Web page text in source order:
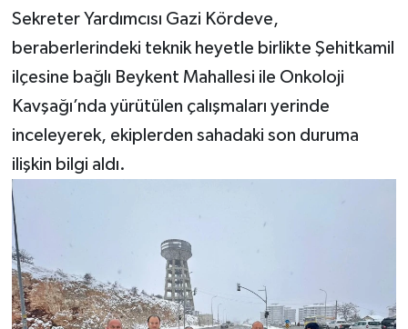
Sekreter Yardımcısı Gazi Kördeve,
beraberlerindeki teknik heyetle birlikte Şehitkamil
ilçesine bağlı Beykent Mahallesi ile Onkoloji
Kavşağı’nda yürütülen çalışmaları yerinde
inceleyerek, ekiplerden sahadaki son duruma
ilişkin bilgi aldı.